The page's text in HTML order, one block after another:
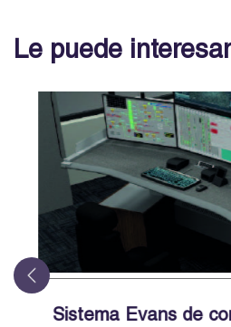
Le puede interesar
Sistema Evans de